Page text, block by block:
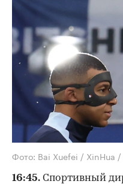
Фото: Bai Xuefei / XinHua
16:45. Спортивный